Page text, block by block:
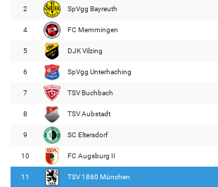
2 SpVgg Bayreuth
4 FC Memmingen
5 DJK Vilzing
6 SpVgg Unterhaching
7 TSV Buchbach
8 TSV Aubstadt
9 SC Eltersdorf
10 FC Augsburg II
11 TSV 1860 München